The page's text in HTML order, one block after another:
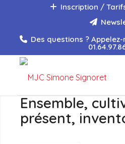
Inscription /
Des questions ?
Ensemble,
présent,